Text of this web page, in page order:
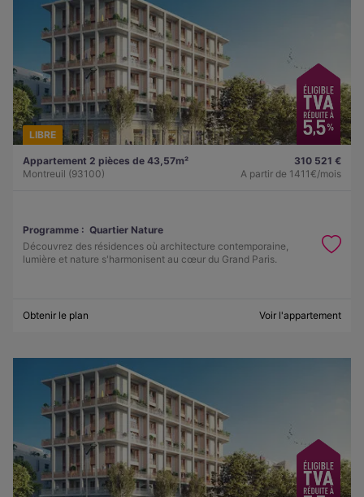
LIBRE
Appartement 2 pièces de 43,57m²
Montreuil (93100)
310 521 €
A partir de 1411€/mois
Programme : Quartier Nature
Découvrez des résidences où architecture contemporaine,
lumière et nature s'harmonisent au cœur du Grand Paris.
Obtenir le plan Voir l'appartement